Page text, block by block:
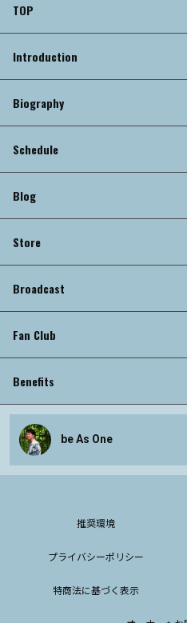
TOP
Introduction
Biography
Schedule
Blog
Store
Broadcast
Fan Club
Benefits
be As One
推奨環境
プライバシーポリシー
特商法に基づく表示